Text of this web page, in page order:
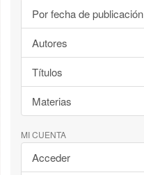
Por fecha de publicación
Autores
Títulos
Materias
MI CUENTA
Acceder